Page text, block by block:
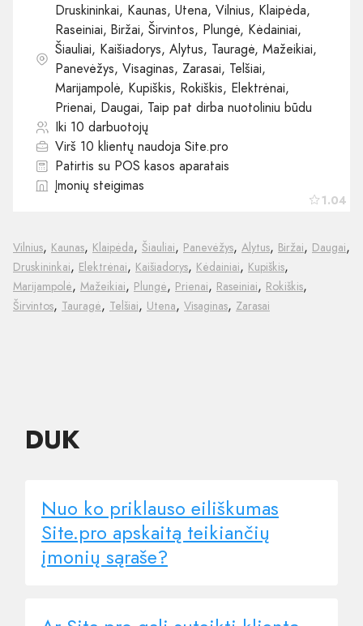
1.04
Druskininkai, Kaunas, Utena, Vilnius, Klaipėda,
Raseiniai, Biržai, Širvintos, Plungė, Kėdainiai,
Šiauliai, Kaišiadorys, Alytus, Tauragė, Mažeikiai,
Panevėžys, Visaginas, Zarasai, Telšiai,
Marijampolė, Kupiškis, Rokiškis, Elektrėnai,
Prienai, Daugai, Taip pat dirba nuotoliniu būdu
Iki 10 darbuotojų
Virš 10 klientų naudoja Site.pro
Patirtis su POS kasos aparatais
Įmonių steigimas
Vilnius, Kaunas, Klaipėda, Šiauliai, Panevėžys, Alytus, Biržai, Daugai,
Druskininkai, Elektrėnai, Kaišiadorys, Kėdainiai, Kupiškis,
Marijampolė, Mažeikiai, Plungė, Prienai, Raseiniai, Rokiškis,
Širvintos, Tauragė, Telšiai, Utena, Visaginas, Zarasai
DUK
Nuo ko priklauso eiliškumas
Site.pro apskaitą teikiančių
įmonių sąraše?